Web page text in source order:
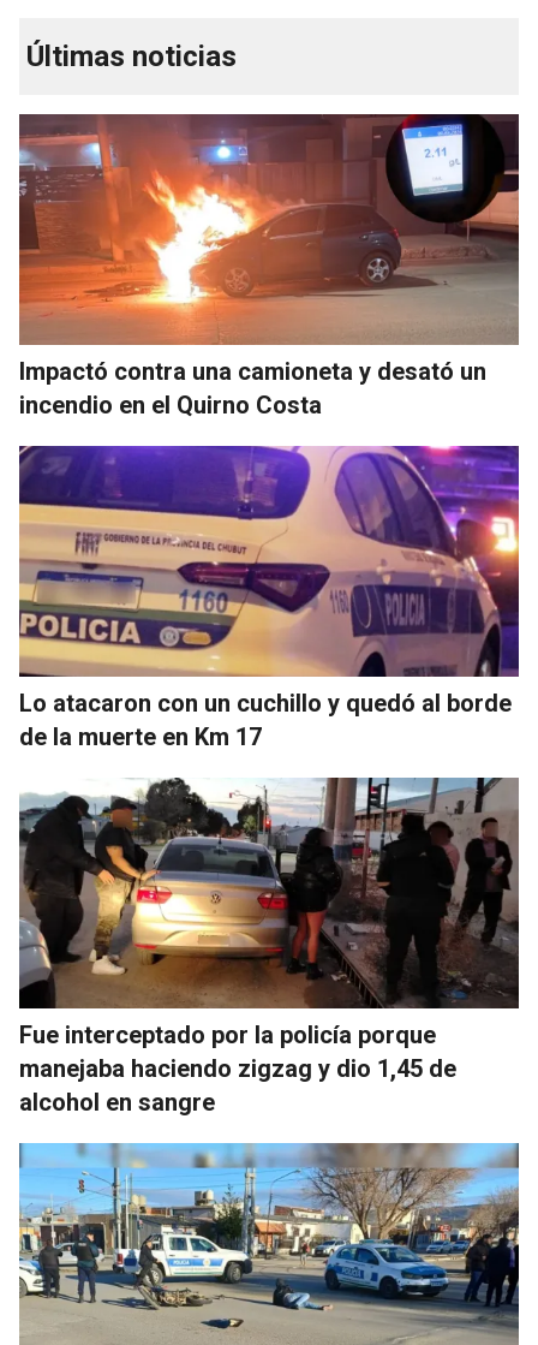
Últimas noticias
Impactó contra una camioneta y desató un
incendio en el Quirno Costa
Lo atacaron con un cuchillo y quedó al borde
de la muerte en Km 17
Fue interceptado por la policía porque
manejaba haciendo zigzag y dio 1,45 de
alcohol en sangre